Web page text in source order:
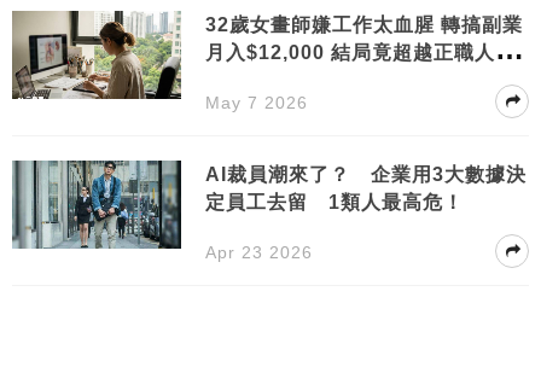
32歲女畫師嫌工作太血腥 轉搞副業
月入$12,000 結局竟超越正職人
May 7 2026
AI裁員潮來了？ 企業用3大數據決
定員工去留 1類人最高危！
Apr 23 2026